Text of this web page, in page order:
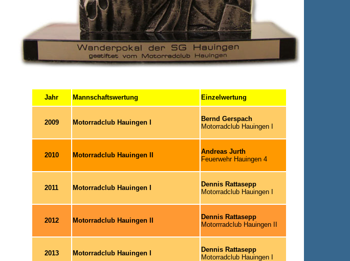
Jahr Mannschaftswertung Einzelwertung
2009 Motorradclub Hauingen I
Bernd Gerspach
Motorradclub Hauingen I
2010 Motorradclub Hauingen II
Andreas Jurth
Feuerwehr Hauingen 4
2011 Motorradclub Hauingen I
Dennis Rattasepp
Motorradclub Hauingen I
2012 Motorradclub Hauingen II
Dennis Rattasepp
Motorrradclub Hauingen II
2013 Motorradclub Hauingen I
Dennis Rattasepp
Motorradclub Hauingen I